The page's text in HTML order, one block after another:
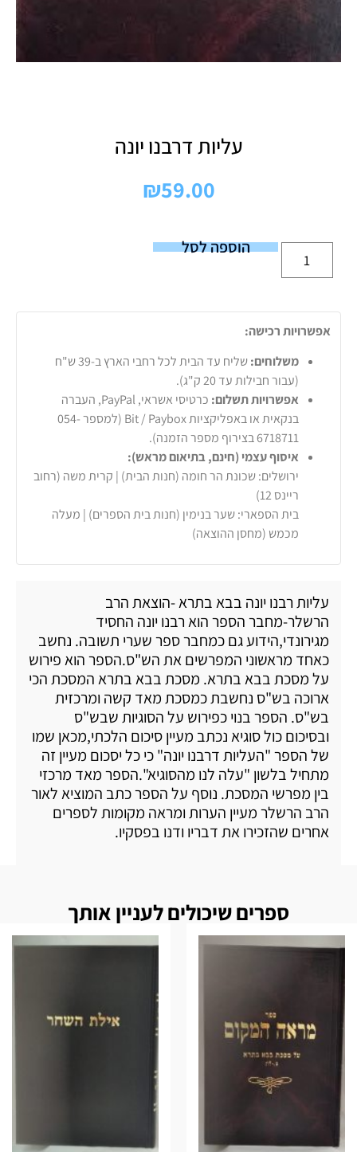
עליות דרבנו יונה
₪59.00
הוספה לסל
אפשרויות רכישה:
משלוחים:
שליח עד הבית לכל רחבי הארץ ב-39 ש"ח
(עבור חבילות עד 20 ק"ג).
אפשרויות תשלום:
כרטיסי אשראי, PayPal, העברה
בנקאית או באפליקציות Bit / Paybox (למספר 054-
6718711 בצירוף מספר הזמנה).
איסוף עצמי (חינם, בתיאום מראש):
ירושלים: שכונת הר חומה (חנות הבית) | קרית משה (רחוב
ריינס 12)
בית הספארי: שער בנימין (חנות בית הספרים) | מעלה
מכמש (מחסן ההוצאה)
עליות רבנו יונה בבא בתרא -הוצאת הרב
הרשלר-מחבר הספר הוא רבנו יונה החסיד
מגירונדי,הידוע גם כמחבר ספר שערי תשובה. נחשב
כאחד מראשוני המפרשים את הש"ס.הספר הוא פירוש
על מסכת בבא בתרא. מסכת בבא בתרא המסכת הכי
ארוכה בש"ס נחשבת כמסכת מאד קשה ומרכזית
בש"ס. הספר בנוי כפירוש על הסוגיות שבש"ס
ובסיכום כול סוגיא נכתב מעיין סיכום הלכתי,מכאן שמו
של הספר "העליות דרבנו יונה" כי כל יסכום מעיין זה
מתחיל בלשון "עלה לנו מהסוגיא".הספר מאד מרכזי
בין מפרשי המסכת. נוסף על הספר כתב המוציא לאור
הרב הרשלר מעיין הערות ומראה מקומות לספרים
אחרים שהזכירו את דבריו ודנו בפסקיו.
ספרים שיכולים לעניין אותך